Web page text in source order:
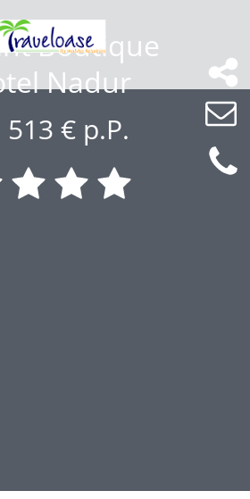
Boutique
Nadur
€ p.P.